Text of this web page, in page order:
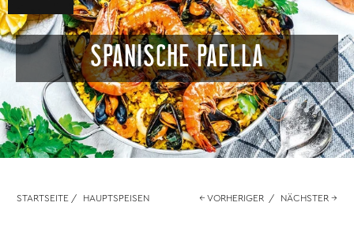
SPANISCHE PAELLA
STARTSEITE / HAUPTSPEISEN ← VORHERIGER / NÄCHSTER →